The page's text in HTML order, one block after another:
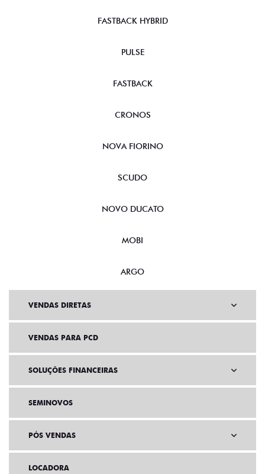
FASTBACK HYBRID
PULSE
FASTBACK
CRONOS
NOVA FIORINO
SCUDO
NOVO DUCATO
MOBI
ARGO
VENDAS DIRETAS
VENDAS PARA PCD
SOLUÇÕES FINANCEIRAS
SEMINOVOS
PÓS VENDAS
LOCADORA